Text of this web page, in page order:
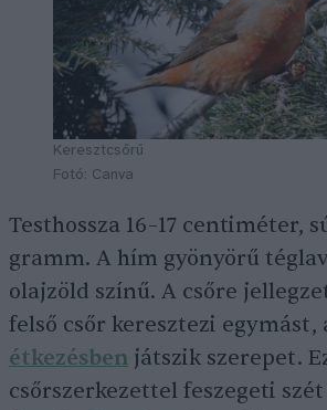
Keresztcsőrű
Fotó: Canva
Testhossza 16–17 centiméter,
gramm. A hím gyönyörű
olajzöld színű. A csőre
felső csőr keresztezi egymást,
étkezésben játszik szerepet.
csőrszerkezettel feszegeti szét